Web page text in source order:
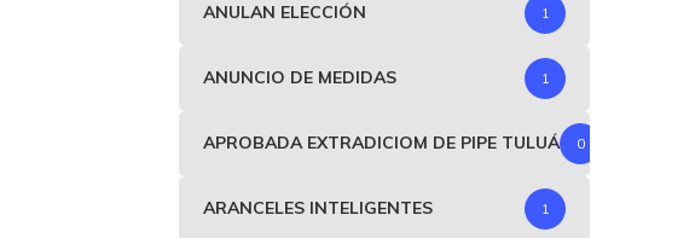
ANULAN ELECCIÓN 1
ANUNCIO DE MEDIDAS 1
APROBADA EXTRADICIOM DE PIPE TULUÁ 0
ARANCELES INTELIGENTES 1